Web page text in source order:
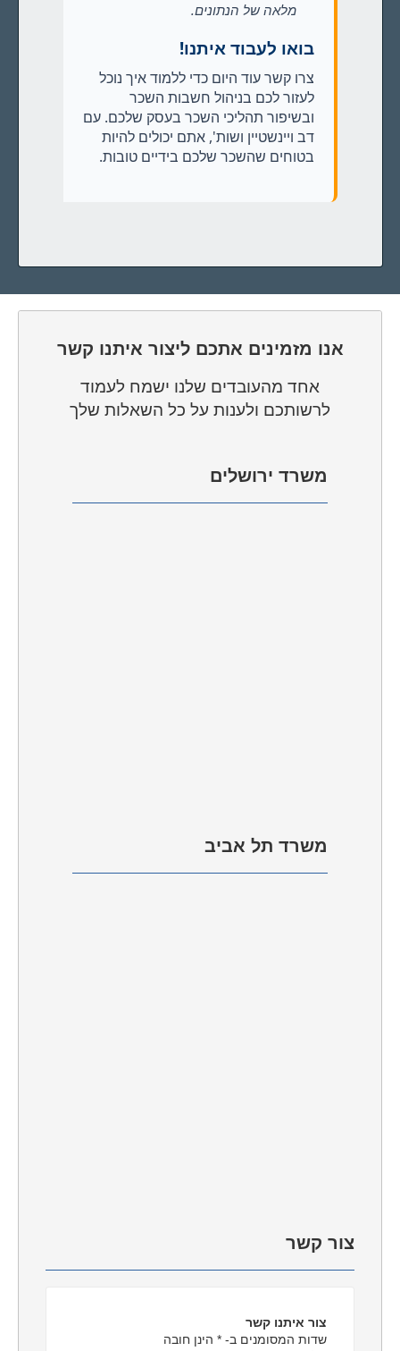
מלאה של הנתונים.
בואו לעבוד איתנו!
צרו קשר עוד היום כדי ללמוד איך נוכל
לעזור לכם בניהול חשבות השכר
ובשיפור תהליכי השכר בעסק שלכם. עם
דב ויינשטיין ושות', אתם יכולים להיות
בטוחים שהשכר שלכם בידיים טובות.
אנו מזמינים אתכם ליצור איתנו קשר
אחד מהעובדים שלנו ישמח לעמוד
לרשותכם ולענות על כל השאלות שלך
משרד ירושלים
משרד תל אביב
צור קשר
צור איתנו קשר
שדות המסומנים ב- * הינן חובה